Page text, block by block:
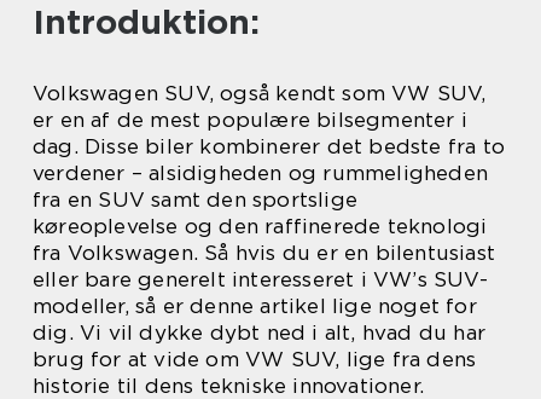
Introduktion:
Volkswagen SUV, også kendt som VW SUV,
er en af de mest populære bilsegmenter i
dag. Disse biler kombinerer det bedste fra to
verdener – alsidigheden og rummeligheden
fra en SUV samt den sportslige
køreoplevelse og den raffinerede teknologi
fra Volkswagen. Så hvis du er en bilentusiast
eller bare generelt interesseret i VW’s SUV-
modeller, så er denne artikel lige noget for
dig. Vi vil dykke dybt ned i alt, hvad du har
brug for at vide om VW SUV, lige fra dens
historie til dens tekniske innovationer.